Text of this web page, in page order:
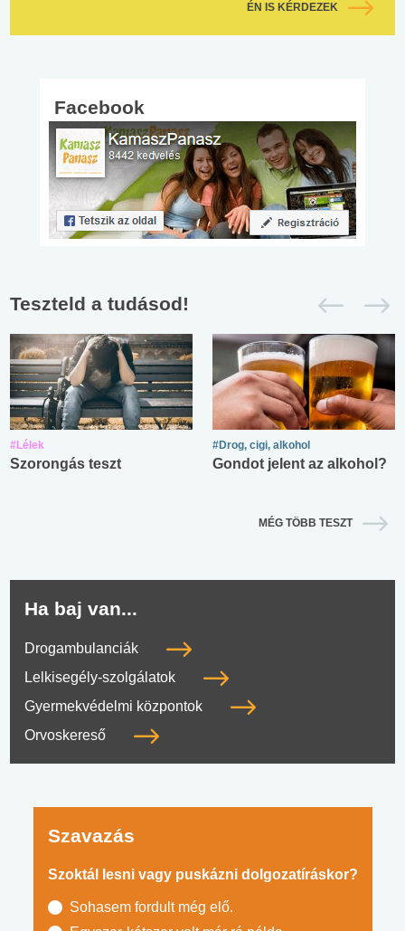
ÉN IS KÉRDEZEK
Facebook
Teszteld a tudásod!
#Lélek
Szorongás teszt
#Drog, cigi, alkohol
Gondot jelent az alkohol?
MÉG TÖBB TESZT
Ha baj van...
Drogambulanciák
Lelkisegély-szolgálatok
Gyermekvédelmi központok
Orvoskereső
Szavazás
Szoktál lesni vagy puskázni dolgozatíráskor?
Sohasem fordult még elő.